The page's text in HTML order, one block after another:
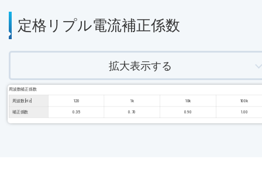
定格リプル電流補正係数
拡大表示する
周波数補正係数
周波数 [Hz] 120 1k 10k 100k
補正係数 0.35 0.70 0.90 1.00